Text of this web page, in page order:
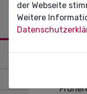
der Webseite
Weitere